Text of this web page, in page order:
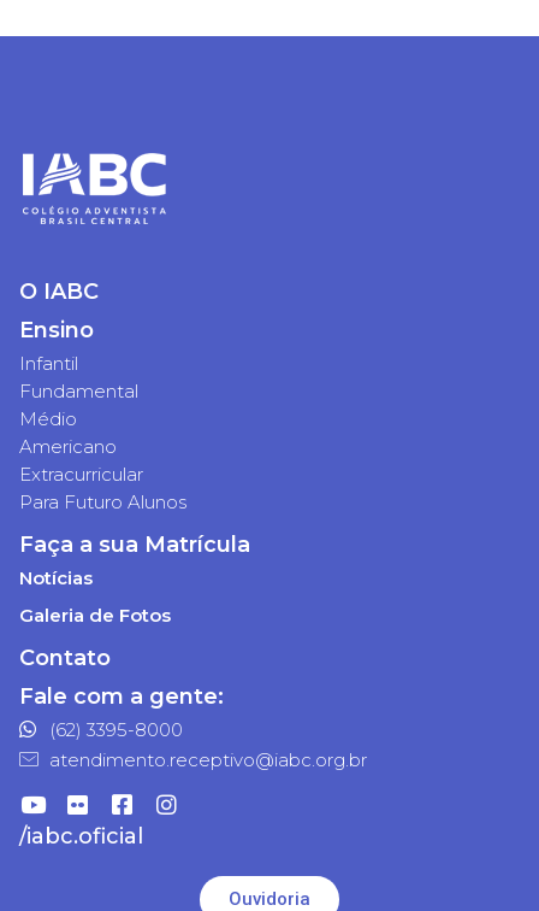
O IABC
Ensino
Infantil
Fundamental
Médio
Americano
Extracurricular
Para Futuro Alunos
Faça a sua Matrícula
Notícias
Galeria de Fotos
Contato
Fale com a gente:
(62) 3395-8000
atendimento.receptivo@iabc.org.br
/iabc.oficial
Ouvidoria